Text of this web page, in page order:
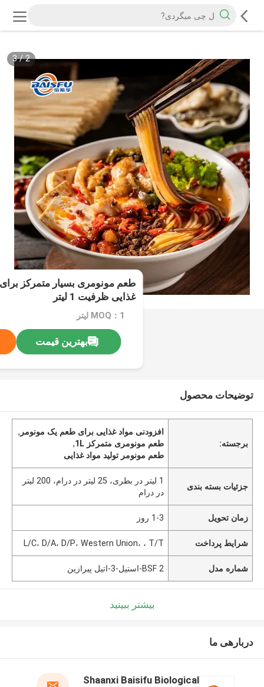
2
/
3
طعم مونومری بسیار متمرکز
غذایی ظرفیت 1 لیتر
MOQ：1 لیتر
بهترین قیمت
توضیحات محصول
برجسته:
افزودنی مواد غذایی برای طعم یک مونومر ,
طعم مونومری متمرکز 1L
,
طعم مونومر تولید مواد غذایی
جزئیات بسته بندی
1 لیتر در بطری، 25 لیتر در درام، 200 لیتر
در درام
زمان تحویل 1-3 روز
شرایط پرداخت L/C، D/A، D/P، Western Union، ، T/T
شماره مدل BSF 2-استیل-3-اتیل پیرازین
بیشتر ببینید
دربارهی ما
Shaanxi Baisifu Biological